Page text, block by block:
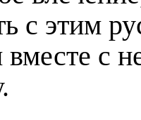
с этим
с